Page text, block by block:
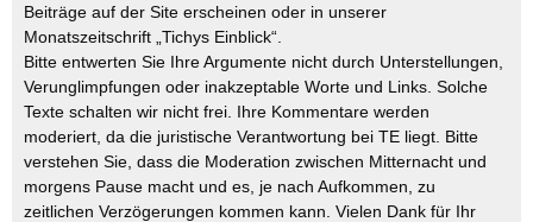
Beiträge auf der Site erscheinen oder in unserer
Monatszeitschrift „Tichys Einblick“.
Bitte entwerten Sie Ihre Argumente nicht durch Unterstellungen,
Verunglimpfungen oder inakzeptable Worte und Links. Solche
Texte schalten wir nicht frei. Ihre Kommentare werden
moderiert, da die juristische Verantwortung bei TE liegt. Bitte
verstehen Sie, dass die Moderation zwischen Mitternacht und
morgens Pause macht und es, je nach Aufkommen, zu
zeitlichen Verzögerungen kommen kann. Vielen Dank für Ihr